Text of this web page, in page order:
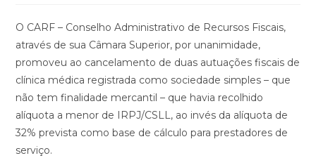
O CARF – Conselho Administrativo de Recursos Fiscais,
através de sua Câmara Superior, por unanimidade,
promoveu ao cancelamento de duas autuações fiscais de
clínica médica registrada como sociedade simples – que
não tem finalidade mercantil – que havia recolhido
alíquota a menor de IRPJ/CSLL, ao invés da alíquota de
32% prevista como base de cálculo para prestadores de
serviço.